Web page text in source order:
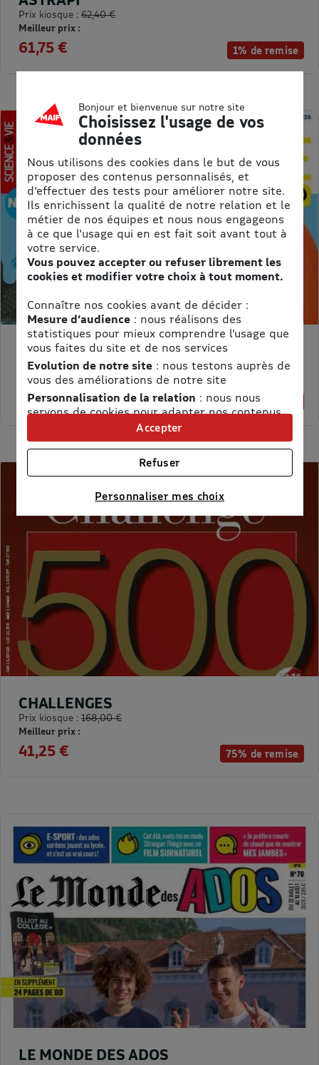
1% de remise
Prix kiosque : 62,40 €
Meilleur prix :
61,75 €
18% de remise
MON PETIT SCIENCE ET VIE AVEC NANO
Prix kiosque : 71,40 €
Meilleur prix :
58,65 €
75% de remise
CHALLENGES
Prix kiosque : 168,00 €
Meilleur prix :
41,25 €
LE MONDE DES ADOS
Bonjour et bienvenue sur notre site
Choisissez l'usage de vos
données
Nous utilisons des cookies dans le but de vous
proposer des contenus personnalisés, et
d'effectuer des tests pour améliorer notre site.
Ils enrichissent la qualité de notre relation et le
métier de nos équipes et nous nous engageons
à ce que l'usage qui en est fait soit avant tout à
votre service.
Vous pouvez accepter ou refuser librement les
cookies et modifier votre choix à tout moment.
Connaître nos cookies avant de décider :
Mesure d’audience: nous réalisons des
statistiques pour mieux comprendre l’usage que
vous faites du site et de nos services
Evolution de notre site: nous testons auprès de
vous des améliorations de notre site
Personnalisation de la relation : nous nous
servons de cookies pour adapter nos contenus
et personnaliser nos offres
Univers publicitaire: nous utilisons avec nos
partenaires des cookies pour afficher des
publicités personnalisées
Connaître notre politique cookies et la liste de nos
Personnaliser mes choix
Refuser
Accepter